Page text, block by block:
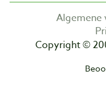
Algemene
Copyright ©